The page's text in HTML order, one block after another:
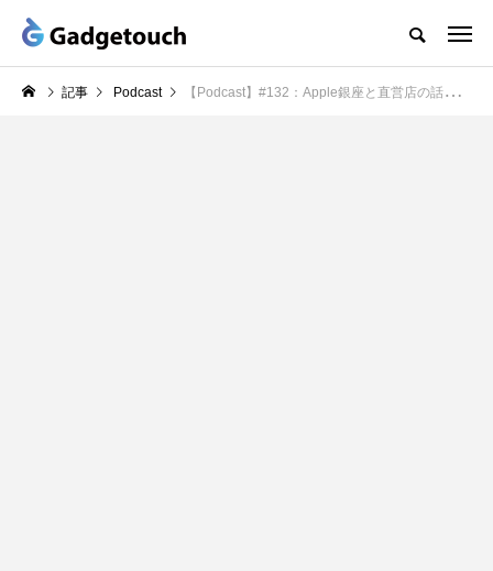
記事 Podcast 【Podcast】#132：Apple銀座と直営店の話 移動中みんな何してる？